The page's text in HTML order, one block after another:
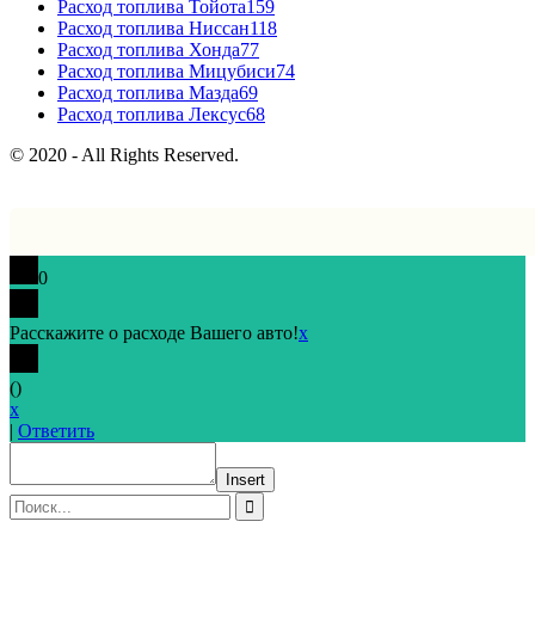
Расход топлива Тойота159
Расход топлива Ниссан118
Расход топлива Хонда77
Расход топлива Мицубиси74
Расход топлива Мазда69
Расход топлива Лексус68
© 2020 - All Rights Reserved.
0
Расскажите о расходе Вашего авто!x
()
x
| Ответить
Insert